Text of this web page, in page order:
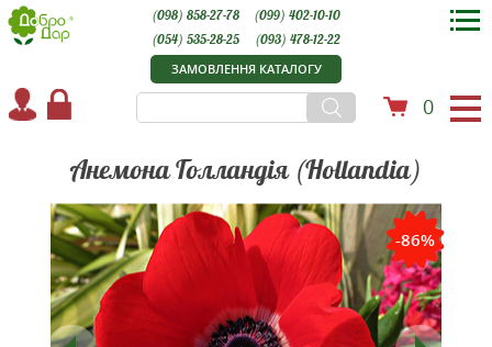
ЗАМОВЛЕННЯ КАТАЛОГУ
0
(098) 858-27-78
(099) 402-10-10
(054) 535-28-25
(093) 478-12-22
Анемона Голландія (Hollandia)
-86%